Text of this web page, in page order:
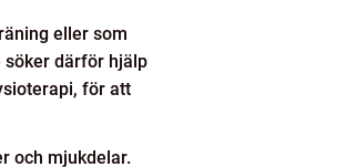
eller som
söker därför hjälp
för att
och mjukdelar.